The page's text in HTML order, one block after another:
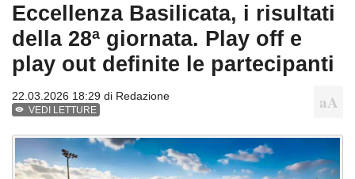
Eccellenza Basilicata, i risultati
della 28ª giornata. Play off e
play out definite le partecipanti
22.03.2026 18:29 di Redazione
VEDI LETTURE